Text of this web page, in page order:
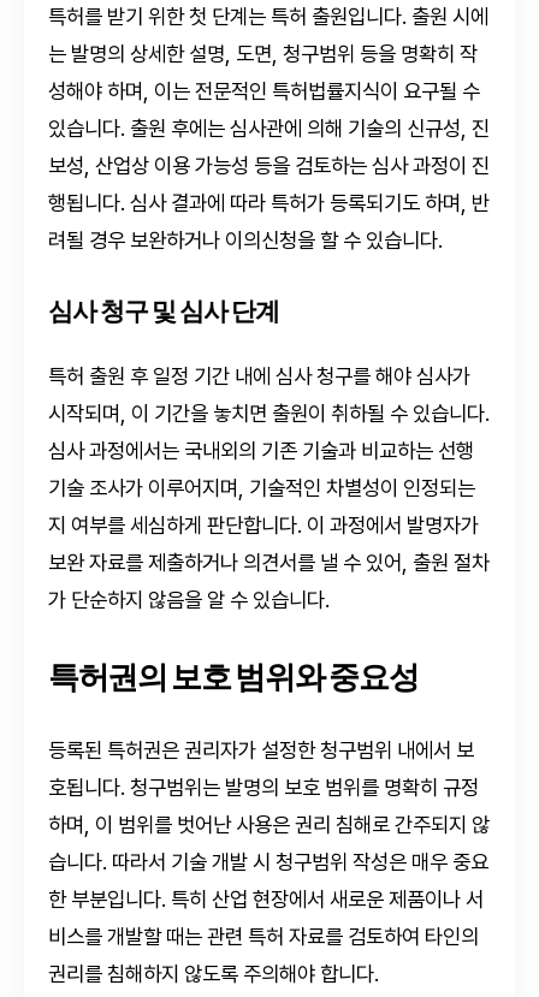
특허를 받기 위한 첫 단계는 특허 출원입니다. 출원 시에
는 발명의 상세한 설명, 도면, 청구범위 등을 명확히 작
성해야 하며, 이는 전문적인 특허법률지식이 요구될 수
있습니다. 출원 후에는 심사관에 의해 기술의 신규성, 진
보성, 산업상 이용 가능성 등을 검토하는 심사 과정이 진
행됩니다. 심사 결과에 따라 특허가 등록되기도 하며, 반
려될 경우 보완하거나 이의신청을 할 수 있습니다.
심사 청구 및 심사 단계
특허 출원 후 일정 기간 내에 심사 청구를 해야 심사가
시작되며, 이 기간을 놓치면 출원이 취하될 수 있습니다.
심사 과정에서는 국내외의 기존 기술과 비교하는 선행
기술 조사가 이루어지며, 기술적인 차별성이 인정되는
지 여부를 세심하게 판단합니다. 이 과정에서 발명자가
보완 자료를 제출하거나 의견서를 낼 수 있어, 출원 절차
가 단순하지 않음을 알 수 있습니다.
특허권의 보호 범위와 중요성
등록된 특허권은 권리자가 설정한 청구범위 내에서 보
호됩니다. 청구범위는 발명의 보호 범위를 명확히 규정
하며, 이 범위를 벗어난 사용은 권리 침해로 간주되지 않
습니다. 따라서 기술 개발 시 청구범위 작성은 매우 중요
한 부분입니다. 특히 산업 현장에서 새로운 제품이나 서
비스를 개발할 때는 관련 특허 자료를 검토하여 타인의
권리를 침해하지 않도록 주의해야 합니다.